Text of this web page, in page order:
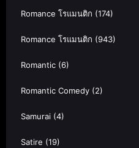
Romance โรแมนติก (174)
Romance โรแมนติก (943)
Romantic (6)
Romantic Comedy (2)
Samurai (4)
Satire (19)